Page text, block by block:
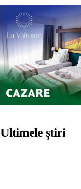
Ultimele știri